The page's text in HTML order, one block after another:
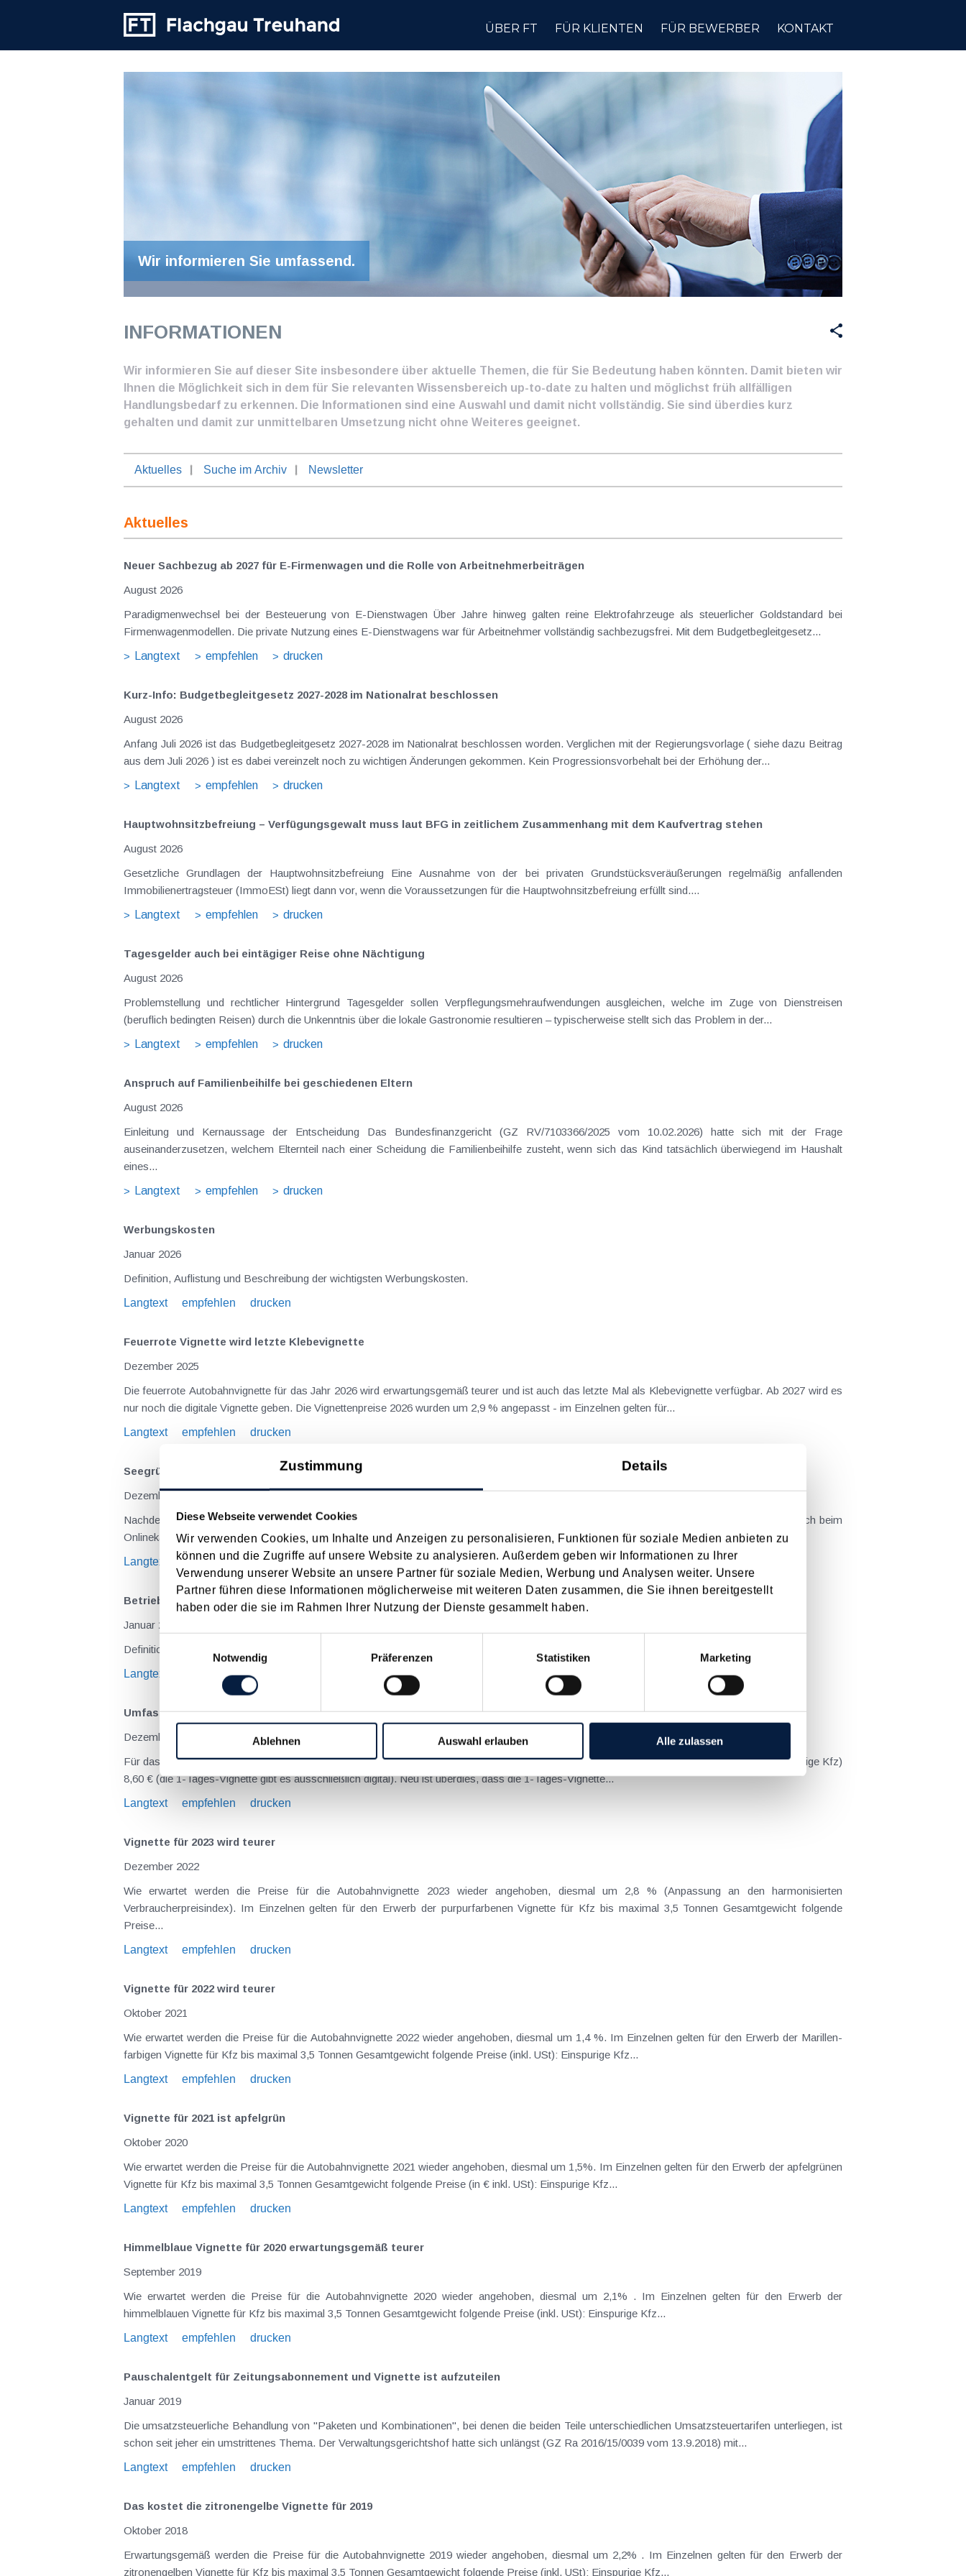
Zustimmung Details
Diese Webseite verwendet Cookies
Wir verwenden Cookies, um Inhalte und Anzeigen zu personalisieren, Funktionen für soziale Medien anbieten zu
können und die Zugriffe auf unsere Website zu analysieren. Außerdem geben wir Informationen zu Ihrer
Verwendung unserer Website an unsere Partner für soziale Medien, Werbung und Analysen weiter. Unsere
Partner führen diese Informationen möglicherweise mit weiteren Daten zusammen, die Sie ihnen bereitgestellt
haben oder die sie im Rahmen Ihrer Nutzung der Dienste gesammelt haben.
Notwendig
Präferenzen Statistiken Marketing
Ablehnen Auswahl erlauben Alle zulassen
ÜBER FT FÜR KLIENTEN FÜR BEWERBER KONTAKT
Wir informieren Sie umfassend.
INFORMATIONEN
Wir informieren Sie auf dieser Site insbesondere über aktuelle Themen, die für Sie Bedeutung haben könnten. Damit bieten wir
Ihnen die Möglichkeit sich in dem für Sie relevanten Wissensbereich up-to-date zu halten und möglichst früh allfälligen
Handlungsbedarf zu erkennen. Die Informationen sind eine Auswahl und damit nicht vollständig. Sie sind überdies kurz
gehalten und damit zur unmittelbaren Umsetzung nicht ohne Weiteres geeignet.
Aktuelles Suche im Archiv Newsletter
Aktuelles
Neuer Sachbezug ab 2027 für E-Firmenwagen und die Rolle von Arbeitnehmer​­beiträgen
August 2026
Paradigmenwechsel bei der Besteuerung von E-Dienstwagen Über Jahre hinweg galten reine Elektrofahrzeuge als steuerlicher Goldstandard bei
Firmenwagenmodellen. Die private Nutzung eines E-Dienstwagens war für Arbeitnehmer vollständig sachbezugsfrei. Mit dem Budgetbegleitgesetz...
Langtext
empfehlen drucken
Kurz-Info: Budgetbegleitgesetz 2027-2028 im Nationalrat beschlossen
August 2026
Anfang Juli 2026 ist das Budgetbegleitgesetz 2027-2028 im Nationalrat beschlossen worden. Verglichen mit der Regierungsvorlage ( siehe dazu Beitrag
aus dem Juli 2026 ) ist es dabei vereinzelt noch zu wichtigen Änderungen gekommen. Kein Progressionsvorbehalt bei der Erhöhung der...
Langtext
empfehlen drucken
Hauptwohnsitz​­befreiung – Verfügungsgewalt muss laut BFG in zeitlichem Zusammenhang mit dem Kaufvertrag stehen
August 2026
Gesetzliche Grundlagen der Hauptwohnsitzbefreiung Eine Ausnahme von der bei privaten Grundstücksveräußerungen regelmäßig anfallenden
Immobilienertragsteuer (ImmoESt) liegt dann vor, wenn die Voraussetzungen für die Hauptwohnsitzbefreiung erfüllt sind....
Langtext
empfehlen drucken
Tagesgelder auch bei eintägiger Reise ohne Nächtigung
August 2026
Problemstellung und rechtlicher Hintergrund Tagesgelder sollen Verpflegungsmehraufwendungen ausgleichen, welche im Zuge von Dienstreisen
(beruflich bedingten Reisen) durch die Unkenntnis über die lokale Gastronomie resultieren – typischerweise stellt sich das Problem in der...
Langtext
empfehlen drucken
Anspruch auf Familienbeihilfe bei geschiedenen Eltern
August 2026
Einleitung und Kernaussage der Entscheidung Das Bundesfinanzgericht (GZ RV/7103366/2025 vom 10.02.2026) hatte sich mit der Frage
auseinanderzusetzen, welchem Elternteil nach einer Scheidung die Familienbeihilfe zusteht, wenn sich das Kind tatsächlich überwiegend im Haushalt
eines...
Langtext
empfehlen drucken
Werbungskosten
Januar 2026
Definition, Auflistung und Beschreibung der wichtigsten Werbungskosten.
Langtext
empfehlen drucken
Feuerrote Vignette wird letzte Klebevignette
Dezember 2025
Die feuerrote Autobahnvignette für das Jahr 2026 wird erwartungsgemäß teurer und ist auch das letzte Mal als Klebevignette verfügbar. Ab 2027 wird es
nur noch die digitale Vignette geben. Die Vignettenpreise 2026 wurden um 2,9 % angepasst - im Einzelnen gelten für...
Langtext
empfehlen drucken
Seegrüne Vignette für 2025 wird teurer
Dezember 2024
Nachdem es im letzten Jahr einige Änderungen bei der Vignette gegeben hat (Einführung der 1-Tages-Vignette und deren sofortige Gültigkeit auch beim
Onlinekauf usw.), kommt es im Jahr 2025 "nur" zu Preiserhöhungen gem. des harmonisierten Verbraucherpreisindex und...
Langtext
empfehlen drucken
Betriebsausgaben
Januar 2024
Definition, Auflistung und Beschreibung der wichtigsten Betriebsausgaben.
Langtext
empfehlen drucken
Umfassende Neuerungen bei der Vignette für 2024
Dezember 2023
Für das Jahr 2024 kommt es zu mehreren Neuerungen bei der Autobahnvignette - die Vignette für 1 Tag wird eingeführt und kostet (für mehrspurige Kfz)
8,60 € (die 1-Tages-Vignette gibt es ausschließlich digital). Neu ist überdies, dass die 1-Tages-Vignette...
Langtext
empfehlen drucken
Vignette für 2023 wird teurer
Dezember 2022
Wie erwartet werden die Preise für die Autobahnvignette 2023 wieder angehoben, diesmal um 2,8 % (Anpassung an den harmonisierten
Verbraucherpreisindex). Im Einzelnen gelten für den Erwerb der purpurfarbenen Vignette für Kfz bis maximal 3,5 Tonnen Gesamtgewicht folgende
Preise...
Langtext
empfehlen drucken
Vignette für 2022 wird teurer
Oktober 2021
Wie erwartet werden die Preise für die Autobahnvignette 2022 wieder angehoben, diesmal um 1,4 %. Im Einzelnen gelten für den Erwerb der Marillen-
farbigen Vignette für Kfz bis maximal 3,5 Tonnen Gesamtgewicht folgende Preise (inkl. USt): Einspurige Kfz...
Langtext
empfehlen drucken
Vignette für 2021 ist apfelgrün
Oktober 2020
Wie erwartet werden die Preise für die Autobahnvignette 2021 wieder angehoben, diesmal um 1,5%. Im Einzelnen gelten für den Erwerb der apfelgrünen
Vignette für Kfz bis maximal 3,5 Tonnen Gesamtgewicht folgende Preise (in € inkl. USt): Einspurige Kfz...
Langtext
empfehlen drucken
Himmelblaue Vignette für 2020 erwartungsgemäß teurer
September 2019
Wie erwartet werden die Preise für die Autobahnvignette 2020 wieder angehoben, diesmal um 2,1% . Im Einzelnen gelten für den Erwerb der
himmelblauen Vignette für Kfz bis maximal 3,5 Tonnen Gesamtgewicht folgende Preise (inkl. USt): Einspurige Kfz...
Langtext
empfehlen drucken
Pauschalentgelt für Zeitungsabonnement und Vignette ist aufzuteilen
Januar 2019
Die umsatzsteuerliche Behandlung von "Paketen und Kombinationen", bei denen die beiden Teile unterschiedlichen Umsatzsteuertarifen unterliegen, ist
schon seit jeher ein umstrittenes Thema. Der Verwaltungsgerichtshof hatte sich unlängst (GZ Ra 2016/15/0039 vom 13.9.2018) mit...
Langtext
empfehlen drucken
Das kostet die zitronengelbe Vignette für 2019
Oktober 2018
Erwartungsgemäß werden die Preise für die Autobahnvignette 2019 wieder angehoben, diesmal um 2,2% . Im Einzelnen gelten für den Erwerb der
zitronengelben Vignette für Kfz bis maximal 3,5 Tonnen Gesamtgewicht folgende Preise (inkl. USt): Einspurige Kfz...